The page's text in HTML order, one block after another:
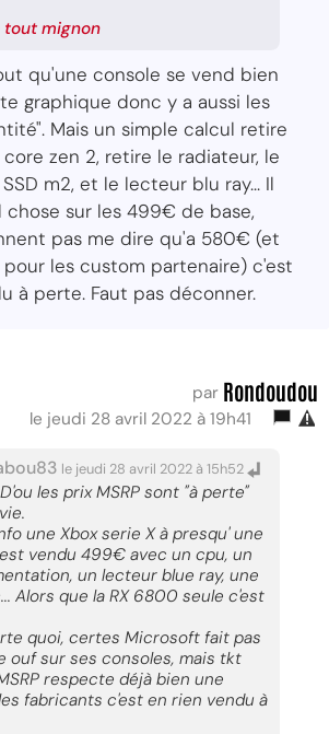
mignon
qu'une console se vend bien
graphique donc y a aussi les
Mais un simple calcul retire
zen 2, retire le radiateur, le
m2, et le lecteur blu ray... Il
chose sur les 499€ de base,
pas me dire qu'a 580€ (et
les custom partenaire) c'est
à perte. Faut pas déconner.
par Rondoudou
le jeudi 28 avril 2022 à 19h41
le jeudi 28 avril 2022 à 15h52
les prix MSRP sont "à perte"
une Xbox serie X à presqu' une
vendu 499€ avec un cpu, un
un lecteur blue ray, une
Alors que la RX 6800 seule c'est
quoi, certes Microsoft fait pas
ouf sur ses consoles, mais tkt
respecte déjà bien une
fabricants c'est en rien vendu à